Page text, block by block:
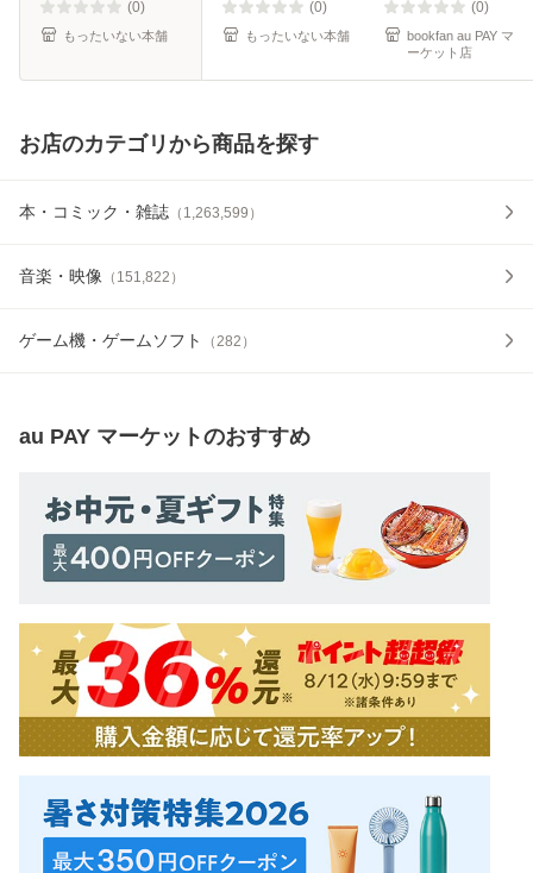
(0)
もったいない本舗
(0)
もったいない本舗
(0)
bookfan au PAY マ
ーケット店
お店のカテゴリから商品を探す
本・コミック・雑誌 （ 1,263,599 ）
音楽・映像 （ 151,822 ）
ゲーム機・ゲームソフト （282 ）
au PAY マーケットのおすすめ